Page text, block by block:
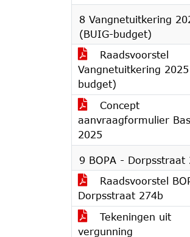
8 Vangnetuitkering
(BUIG-budget)
Raadsvoorstel
Vangnetuitkering
budget)
Concept
aanvraagformulier
2025
9 BOPA - Dorpsstraat
Raadsvoorstel
Dorpsstraat 274b
Tekeningen uit
vergunning